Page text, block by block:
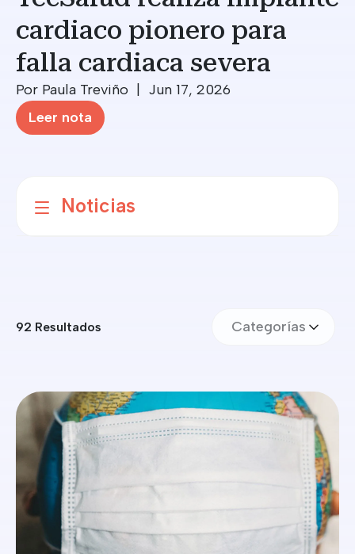
cardiaco pionero para
falla cardiaca severa
Por Paula Treviño | Jun 17, 2026
Leer nota
Noticias
92 Resultados Categorías